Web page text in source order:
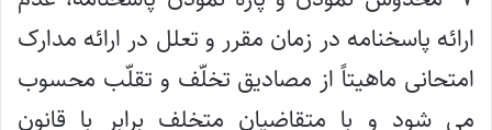
ارائه پاسخنامه در زمان مقرر و تعلل در ارائه مدارک
امتحانی ماهیتاً از مصادیق تخلّف و تقلّب محسوب
می شود و با متقاضیان متخلف برابر با قانون